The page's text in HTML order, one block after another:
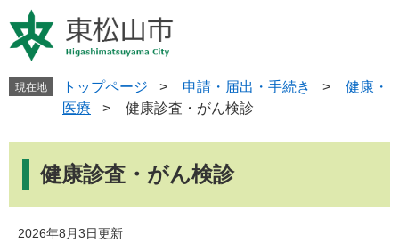
ー
ジ
す
ニ
ュ
し
現在地 トップページ > 申請・届出・手続き >
健康・
医療
> 健康診査・がん検診
健康診査・がん検診
2026年8月3日更新